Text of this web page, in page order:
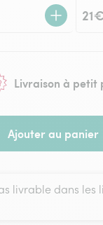
21€
Livraison à petit
Ajouter au panier
livrable dans les